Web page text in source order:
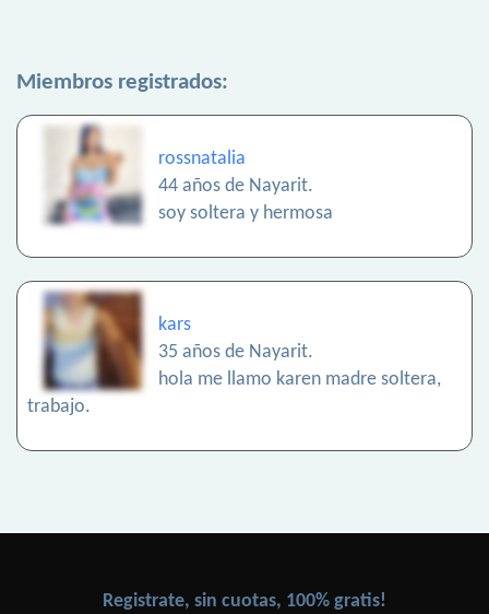
Miembros registrados:
rossnatalia
44 años de Nayarit.
soy soltera y hermosa
kars
35 años de Nayarit.
hola me llamo karen madre soltera,
trabajo.
Registrate, sin cuotas, 100% gratis!